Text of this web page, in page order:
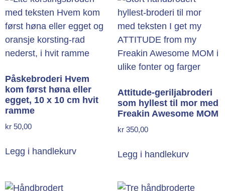
Påskebroderi Hvem
kom først høna eller
egget, 10 x 10 cm hvit
ramme
kr 50,00
Legg i handlekurv
Attitude-geriljabroderi
som hyllest til mor med
Freakin Awesome MOM
kr 350,00
Legg i handlekurv